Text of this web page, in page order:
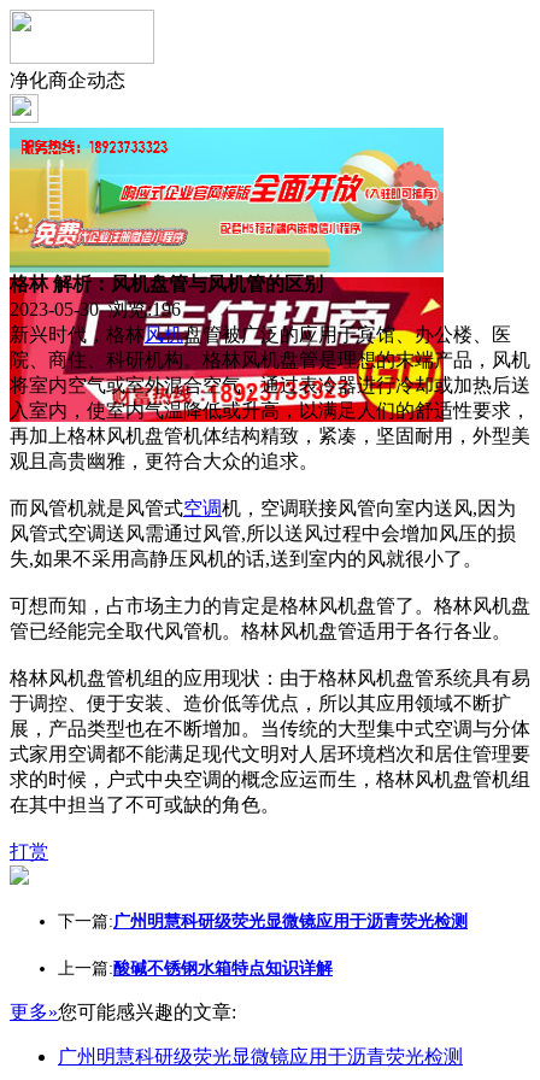
净化商企动态
格林 解析：风机盘管与风机管的区别
2023-05-30 浏览:196
新兴时代，格林风机盘管被广泛的应用于宾馆、办公楼、医
院、商住、科研机构。格林风机盘管是理想的末端产品，风机
将室内空气或室外混合空气，通过表冷器进行冷却或加热后送
入室内，使室内气温降低或升高，以满足人们的舒适性要求，
再加上格林风机盘管机体结构精致，紧凑，坚固耐用，外型美
观且高贵幽雅，更符合大众的追求。
而风管机就是风管式空调机，空调联接风管向室内送风,因为
风管式空调送风需通过风管,所以送风过程中会增加风压的损
失,如果不采用高静压风机的话,送到室内的风就很小了。
可想而知，占市场主力的肯定是格林风机盘管了。格林风机盘
管已经能完全取代风管机。格林风机盘管适用于各行各业。
格林风机盘管机组的应用现状：由于格林风机盘管系统具有易
于调控、便于安装、造价低等优点，所以其应用领域不断扩
展，产品类型也在不断增加。当传统的大型集中式空调与分体
式家用空调都不能满足现代文明对人居环境档次和居住管理要
求的时候，户式中央空调的概念应运而生，格林风机盘管机组
在其中担当了不可或缺的角色。
打赏
下一篇:广州明慧科研级荧光显微镜应用于沥青荧光检测
上一篇:酸碱不锈钢水箱特点知识详解
更多»您可能感兴趣的文章:
广州明慧科研级荧光显微镜应用于沥青荧光检测